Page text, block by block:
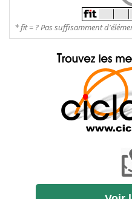
* fit = ? Pas suffisamment